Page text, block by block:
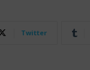
Twitter